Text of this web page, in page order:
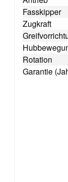
Fasskipper
Zugkraft
Rotation
Garantie